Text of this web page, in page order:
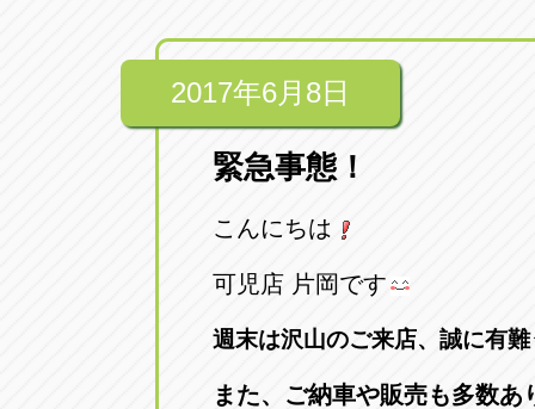
2017年6月8日
緊急事態！
こんにちは
可児店 片岡です
週末は沢山のご来店、誠に有
また、ご納車や販売も多数あ